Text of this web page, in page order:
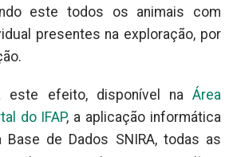
este todos os animais com
presentes na exploração, por
este efeito, disponível na Área
do IFAP, a aplicação informática
Base de Dados SNIRA, todas as